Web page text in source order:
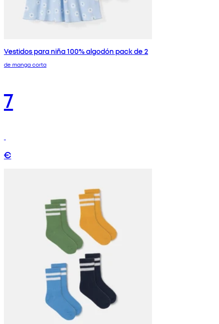
Vestidos para niña 100% algodón pack de 2
de manga corta
7
€